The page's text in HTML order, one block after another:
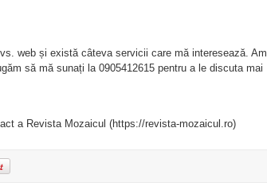
web și există câteva servicii care mă interesează. Am
să mă sunați la 0905412615 pentru a le discuta mai
a Revista Mozaicul (https://revista-mozaicul.ro)